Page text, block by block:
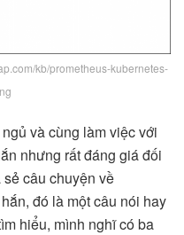
kb/prometheus-kubernetes-
và cùng làm việc với
nhưng rất đáng giá đối
câu chuyện về
đó là một câu nói hay
hiểu, mình nghĩ có ba